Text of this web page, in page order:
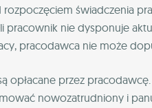
świadczenia
pracownik nie dysponuje
pracodawca nie może
opłacane przez
nowozatrudniony i